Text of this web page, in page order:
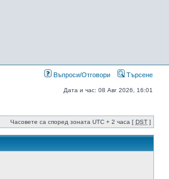
Въпроси/Отговори Търсене
Дата и час: 08 Авг 2026, 16:01
Часовете са според зоната UTC + 2 часа [ DST ]